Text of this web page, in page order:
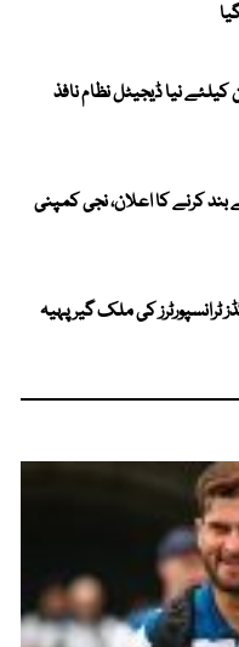
کیلئے نیا ڈیجیٹل نظام نافذ
11 اگست سے بند کرنے کا اعلان، نجی کمپنی
کی ملک گیر پہیہ